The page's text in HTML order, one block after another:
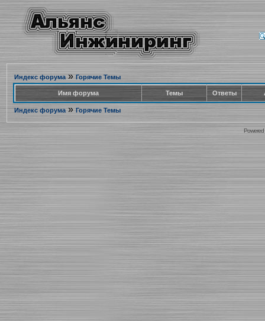
Индекс форума» Горячие Темы
Имя форума Темы Ответы
Индекс форума» Горячие Темы